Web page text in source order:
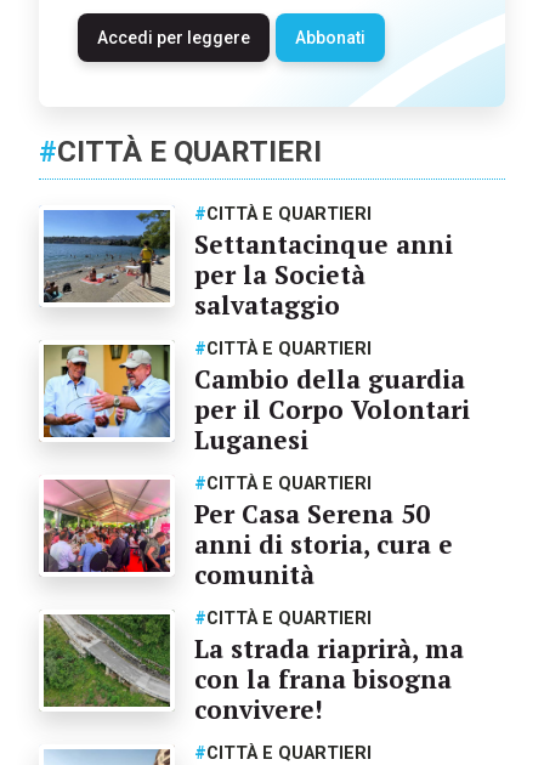
Accedi per leggere Abbonati
#CITTÀ E QUARTIERI
#CITTÀ E QUARTIERI
Settantacinque anni
per la Società
salvataggio
#CITTÀ E QUARTIERI
Cambio della guardia
per il Corpo Volontari
Luganesi
#CITTÀ E QUARTIERI
Per Casa Serena 50
anni di storia, cura e
comunità
#CITTÀ E QUARTIERI
La strada riaprirà, ma
con la frana bisogna
convivere!
#CITTÀ E QUARTIERI